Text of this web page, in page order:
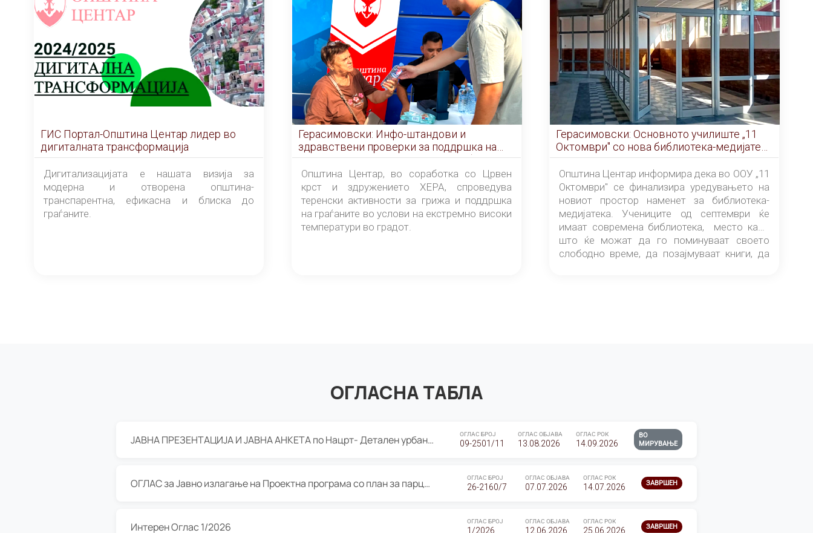
ГИС Портал-Општина Центар лидер во
дигиталната трансформација
Дигитализацијата е нашата визија за
модерна и отворена општина-
транспарентна, ефикасна и блиска до
граѓаните.
Герасимовски: Инфо-штандови и
здравствени проверки за поддршка на
граѓаните во услови на топлотен бран
Општина Центар, во соработка со Црвен
крст и здружението ХЕРА, спроведува
теренски активности за грижа и поддршка
на граѓаните во услови на екстремно високи
температури во градот.
Герасимовски: Основното училиште „11
Октомври" со нова библиотека-медијатека
од септември
Општина Центар информира дека во ООУ „11
Октомври" се финализира уредувањето на
новиот простор наменет за библиотека-
медијатека. Учениците од септември ќе
имаат современа библиотека, место каде
што ќе можат да го поминуваат своето
слободно време, да позајмуваат книги, да
ОГЛАСНА ТАБЛА
ЈАВНА ПРЕЗЕНТАЦИЈА И ЈАВНА АНКЕТА по Нацрт- Детален урбанистички план Градска четврт Ј 05- Барутана, Општина Центар- Скопје, плански период 2025-2030 ОГЛАС БРОЈ
09-2501/11
ОГЛАС ОБЈАВА
13.08.2026
ОГЛАС РОК
14.09.2026
ВО
МИРУВАЊЕ
ОГЛАС за Јавно излагање на Проектна програма со план за парцелација за Урбанистички проект со план за парцелација за спојување на ГП 20.12 и ГП 20.37 од Изменување и дополнување на Детален урбанистички план Буњаковец 2, Општина Центар – Скопје ОГЛАС БРОЈ
26-2160/7
ОГЛАС ОБЈАВА
07.07.2026
ОГЛАС РОК
14.07.2026 ЗАВРШЕН
Интерен Оглас 1/2026 ОГЛАС БРОЈ
1/2026
ОГЛАС ОБЈАВА
12.06.2026
ОГЛАС РОК
25.06.2026 ЗАВРШЕН